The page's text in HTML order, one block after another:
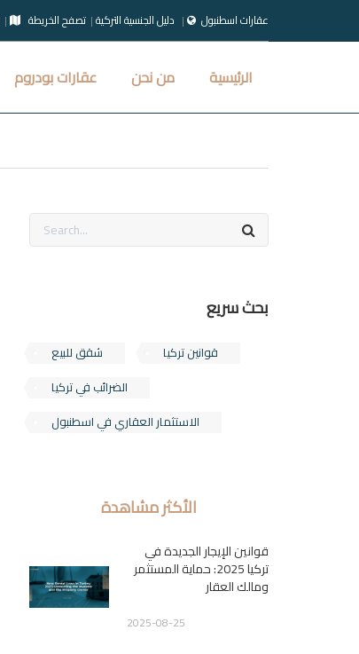
تصفح الخريطة عقارات اسطنبول
الرئيسية من نحن عقارات بودروم
بحث سريع
شقق للبيع
قوانين تركيا
الضرائب في تركيا
الاستثمار العقاري في اسطنبول
الأكثر مشاهدة
قوانين الإيجار الجديدة في
تركيا 2025: حماية المستثمر
ومالك العقار
2025-08-25